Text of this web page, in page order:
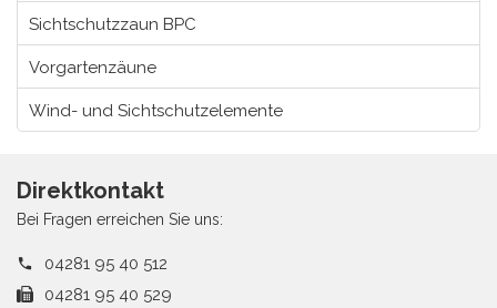
Sichtschutzzaun BPC
Vorgartenzäune
Wind- und Sichtschutzelemente
Direktkontakt
Bei Fragen erreichen Sie uns:
04281 95 40 512
04281 95 40 529